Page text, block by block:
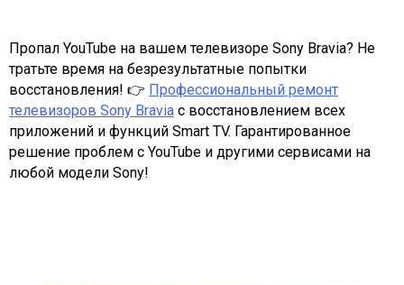
Пропал YouTube на вашем телевизоре Sony Bravia? Не
тратьте время на безрезультатные попытки
восстановления! 👉 Профессиональный ремонт
телевизоров Sony Bravia с восстановлением всех
приложений и функций Smart TV. Гарантированное
решение проблем с YouTube и другими сервисами на
любой модели Sony!